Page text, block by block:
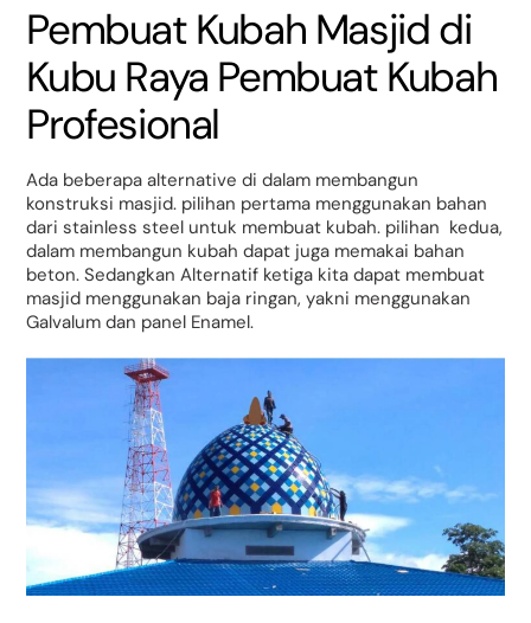
Pembuat Kubah Masjid di
Kubu Raya Pembuat Kubah
Profesional
Ada beberapa alternative di dalam membangun
konstruksi masjid. pilihan pertama menggunakan bahan
dari stainless steel untuk membuat kubah. pilihan kedua,
dalam membangun kubah dapat juga memakai bahan
beton. Sedangkan Alternatif ketiga kita dapat membuat
masjid menggunakan baja ringan, yakni menggunakan
Galvalum dan panel Enamel.